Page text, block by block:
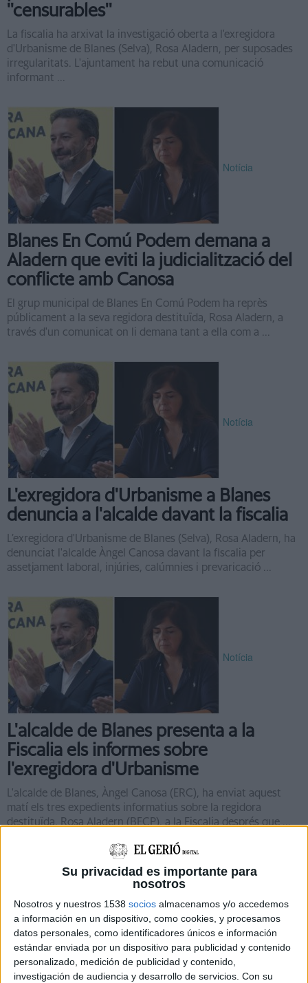
Su privacidad es importante para
nosotros
Nosotros y nuestros 1538 socios almacenamos y/o accedemos
a información en un dispositivo, como cookies, y procesamos
datos personales, como identificadores únicos e información
estándar enviada por un dispositivo para publicidad y contenido
personalizado, medición de publicidad y contenido,
investigación de audiencia y desarrollo de servicios. Con su
''censurables''
La fiscalia ha arxivat la investigació oberta a l'exregidora
d'Urbanisme de Blanes (Selva), Rosa Aladern, per suposades
irregularitats. L'ajuntament ha rebut una comunicació
informant ...
Notícia
Blanes En Comú Podem demana a
Aladern que eviti la judicialització del
conflicte amb Canosa
El grup municipal de Blanes En Comú Podem ha reprès
públicament a la seva regidora destituïda, Rosa Aladern, a
través d'un comunicat on li demana tant a ella com a ...
Notícia
L'exregidora d'Urbanisme a Blanes
denuncia a l'alcalde davant la fiscalia
L’exregidora d'Urbanisme de Blanes (Selva), Rosa Aladern, ha
denunciat l'alcalde Àngel Canosa davant la fiscalia per
assetjament laboral, injúries, calúmnies i prevaricació ...
Notícia
L'alcalde de Blanes presenta a la
Fiscalia els informes sobre
l'exregidora d'Urbanisme
L'alcalde de Blanes, Àngel Canosa (ERC), ha enviat aquest
matí els tres expedients informatius sobre la regidora
destituïda, Rosa Aladern (BECP), a la Fiscalia després que ...
Notícia